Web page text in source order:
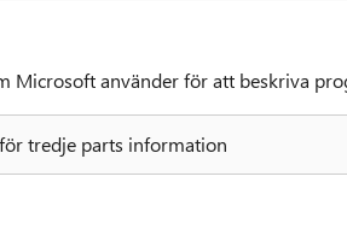
Microsoft använder för att beskriva
tredje parts information